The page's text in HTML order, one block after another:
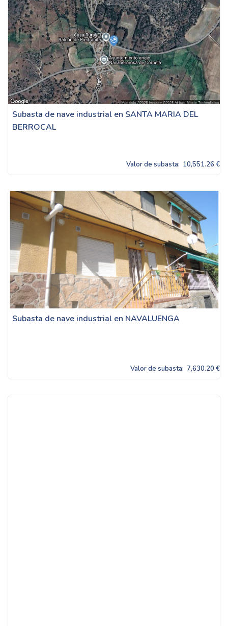
Subasta de nave industrial en SANTA MARIA DEL
BERROCAL
Valor de subasta: 10,551.26 €
Subasta de nave industrial en NAVALUENGA
Valor de subasta: 7,630.20 €